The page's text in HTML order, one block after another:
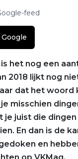
feed
het nog een
2018 lijkt nog
dat het
misschien
juist die
En dan is de
en
op VKMag.